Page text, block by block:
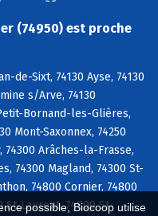
possible, Biocoop utilise
(74950) est proche
de-Sixt, 74130 Ayse, 74130
s/Arve, 74130
Bornand-les-Glières,
Mont-Saxonnex, 74250
74300 Arâches-la-Frasse,
74300 Magland, 74300 St-
74800 Cornier, 74800
St-Laurent, 74800 St-